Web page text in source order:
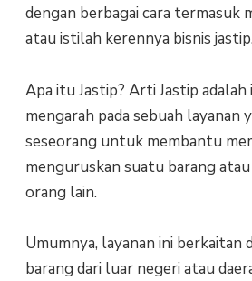
dengan berbagai cara termasuk
atau istilah kerennya bisnis jastip.
Apa itu Jastip? Arti Jastip
mengarah pada sebuah layanan
seseorang untuk membantu
menguruskan suatu barang atau
orang lain.
Umumnya, layanan ini berkaitan
barang dari luar negeri atau